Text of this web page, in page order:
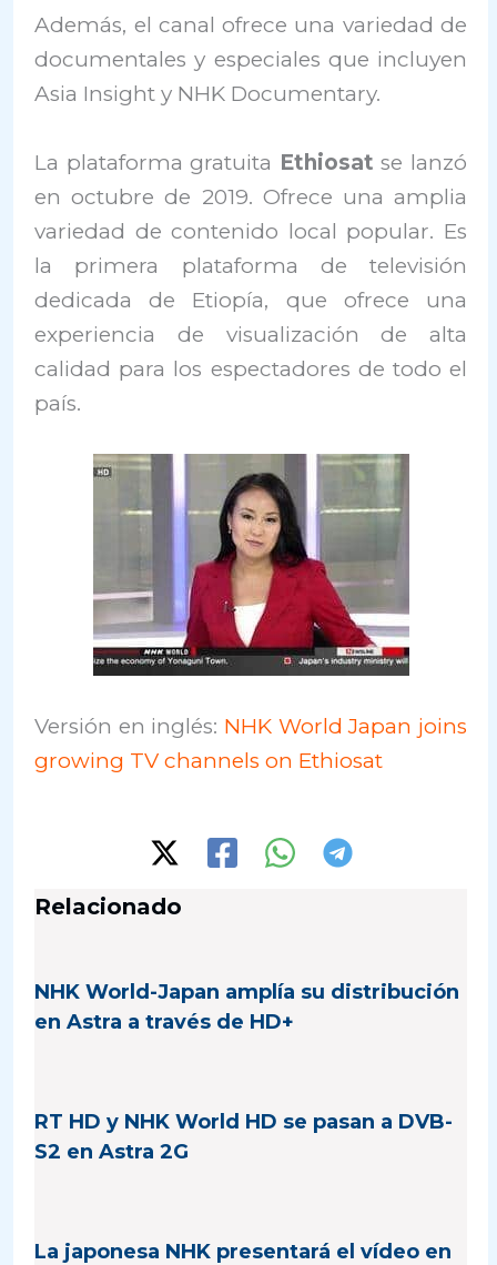
Además, el canal ofrece una variedad de
documentales y especiales que incluyen
Asia Insight y NHK Documentary.
La plataforma gratuita Ethiosat se lanzó
en octubre de 2019. Ofrece una amplia
variedad de contenido local popular. Es
la primera plataforma de televisión
dedicada de Etiopía, que ofrece una
experiencia de visualización de alta
calidad para los espectadores de todo el
país.
Versión en inglés: NHK World Japan joins
growing TV channels on Ethiosat
Relacionado
NHK World-Japan amplía su distribución
en Astra a través de HD+
RT HD y NHK World HD se pasan a DVB-
S2 en Astra 2G
La japonesa NHK presentará el vídeo en